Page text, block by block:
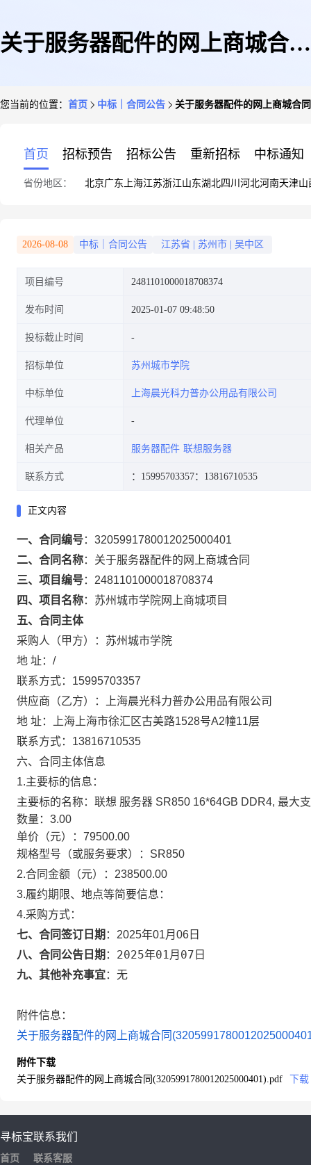
关于服务器配件的网上商城合同
您当前的位置： 首页 中标｜合同公告 关于服务器配件的网上商城合
首页 招标预告 招标公告 重新招标 中标通知
省份地区： 北京广东 上海江苏浙江山东湖北四川 河北河南天津山
2026-08-08 中标｜合同公告 江苏省 苏州市 吴中区
项目编号 2481101000018708374
发布时间 2025-01-07 09:48:50
投标截止时间
招标单位 苏州城市学院
中标单位 上海晨光科力普办公用品有限公司
代理单位
相关产品 服务器配件 联想服务器
联系方式 ：15995703357：13816710535
正文内容
一、合同编号： 3205991780012025000401
二、合同名称： 关于服务器配件的网上商城合同
三、项目编号： 2481101000018708374
四、项目名称： 苏州城市学院网上商城项目
五、合同主体
采购人（甲方）： 苏州城市学院
地 址： /
联系方式： 15995703357
供应商（乙方）：
上海晨光科力普办公用品有限公司
地 址：
上海上海市徐汇区古美路1528号A2幢11层
联系方式： 13816710535
六、合同主体信息
1.主要标的信息：
主要标的名称： 联想 服务器 SR850 16*64GB DDR4, 最大
数量： 3.00
单价（元）： 79500.00
规格型号（或服务要求）： SR850
2.合同金额（元）： 238500.00
3.履约期限、地点等简要信息：
4.采购方式：
七、合同签订日期 ： 2025年01月06日
八、合同公告日期 ： 2025年01月07日
九、其他补充事宜： 无
附件信息：
关于服务器配件的网上商城合同
附件下载
关于服务器配件的网上商城合同(3205991780012025000401).pdf
下载
寻标宝
首页
联系我们
联系客服